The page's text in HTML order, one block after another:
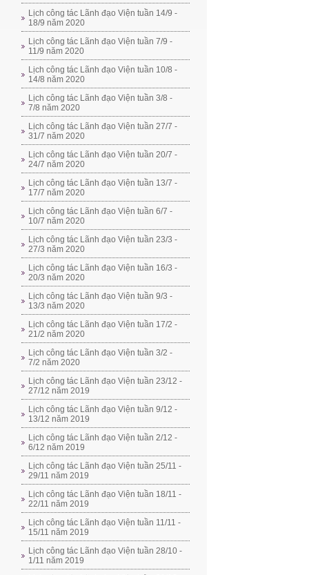
Lịch công tác Lãnh đạo Viện tuần 14/9 -
18/9 năm 2020
Lịch công tác Lãnh đạo Viện tuần 7/9 -
11/9 năm 2020
Lịch công tác Lãnh đạo Viện tuần 10/8 -
14/8 năm 2020
Lịch công tác Lãnh đạo Viện tuần 3/8 -
7/8 năm 2020
Lịch công tác Lãnh đạo Viện tuần 27/7 -
31/7 năm 2020
Lịch công tác Lãnh đạo Viện tuần 20/7 -
24/7 năm 2020
Lịch công tác Lãnh đạo Viện tuần 13/7 -
17/7 năm 2020
Lịch công tác Lãnh đạo Viện tuần 6/7 -
10/7 năm 2020
Lịch công tác Lãnh đạo Viện tuần 23/3 -
27/3 năm 2020
Lịch công tác Lãnh đạo Viện tuần 16/3 -
20/3 năm 2020
Lịch công tác Lãnh đạo Viện tuần 9/3 -
13/3 năm 2020
Lịch công tác Lãnh đạo Viện tuần 17/2 -
21/2 năm 2020
Lịch công tác Lãnh đạo Viện tuần 3/2 -
7/2 năm 2020
Lịch công tác Lãnh đạo Viện tuần 23/12 -
27/12 năm 2019
Lịch công tác Lãnh đạo Viện tuần 9/12 -
13/12 năm 2019
Lịch công tác Lãnh đạo Viện tuần 2/12 -
6/12 năm 2019
Lịch công tác Lãnh đạo Viện tuần 25/11 -
29/11 năm 2019
Lịch công tác Lãnh đạo Viện tuần 18/11 -
22/11 năm 2019
Lịch công tác Lãnh đạo Viện tuần 11/11 -
15/11 năm 2019
Lịch công tác Lãnh đạo Viện tuần 28/10 -
1/11 năm 2019